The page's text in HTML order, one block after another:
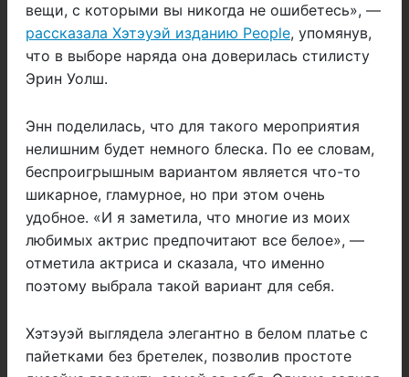
вещи, с которыми вы никогда не ошибетесь», —
рассказала Хэтэуэй изданию People, упомянув,
что в выборе наряда она доверилась стилисту
Эрин Уолш.
Энн поделилась, что для такого мероприятия
нелишним будет немного блеска. По ее словам,
беспроигрышным вариантом является что-то
шикарное, гламурное, но при этом очень
удобное. «И я заметила, что многие из моих
любимых актрис предпочитают все белое», —
отметила актриса и сказала, что именно
поэтому выбрала такой вариант для себя.
Хэтэуэй выглядела элегантно в белом платье с
пайетками без бретелек, позволив простоте